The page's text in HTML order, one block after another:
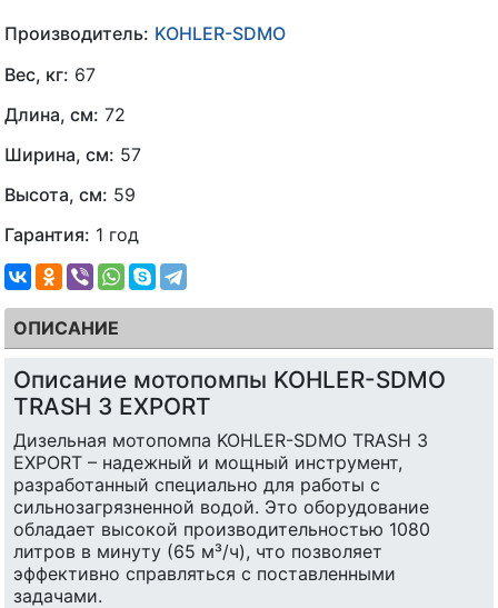
Производитель: KOHLER-SDMO
Вес, кг: 67
Длина, см: 72
Ширина, см: 57
Высота, см: 59
Гарантия: 1 год
ОПИСАНИЕ
Описание мотопомпы KOHLER-SDMO
TRASH 3 EXPORT
Дизельная мотопомпа KOHLER-SDMO TRASH 3
EXPORT – надежный и мощный инструмент,
разработанный специально для работы с
сильнозагрязненной водой. Это оборудование
обладает высокой производительностью 1080
литров в минуту (65 м³/ч), что позволяет
эффективно справляться с поставленными
задачами.